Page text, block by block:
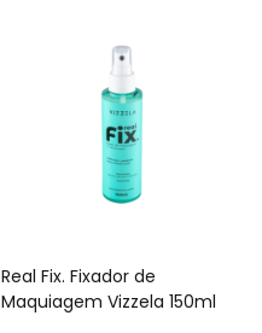
Real Fix. Fixador de
Maquiagem Vizzela 150ml